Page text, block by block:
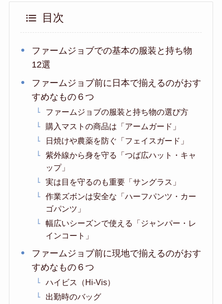
目次
ファームジョブでの基本の服装と持ち物
12選
ファームジョブ前に日本で揃えるのがおす
すめなもの６つ
ファームジョブの服装と持ち物の選び方
購入マストの商品は「アームガード」
日焼けや農薬を防ぐ「フェイスガード」
紫外線から身を守る「つば広ハット・キャ
ップ」
実は目を守るのも重要「サングラス」
作業ズボンは安全な「ハーフパンツ・カー
ゴパンツ」
幅広いシーズンで使える「ジャンパー・レ
インコート」
ファームジョブ前に現地で揃えるのがおす
すめなもの６つ
ハイビス（Hi-Vis）
出勤時のバッグ